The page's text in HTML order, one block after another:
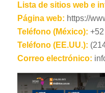
Lista de sitios web e
Página web: https://
Teléfono (México):
Teléfono (EE.UU.):
Correo electrónico: